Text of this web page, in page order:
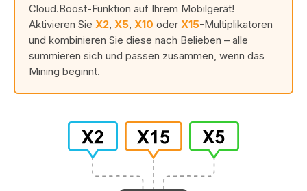
Cloud.Boost-Funktion auf Ihrem Mobilgerät!
Aktivieren Sie X2 X5 X10 oder X15-Multiplikatoren
und kombinieren Sie diese nach Belieben – alle
summieren sich und passen zusammen, wenn das
Mining beginnt.